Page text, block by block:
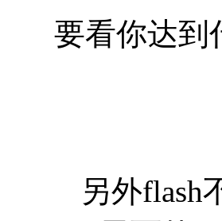
要看你达到
另外flash